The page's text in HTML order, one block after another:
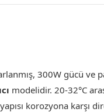
300W gücü ve
modelidir. 20-32°C
korozyona karşı